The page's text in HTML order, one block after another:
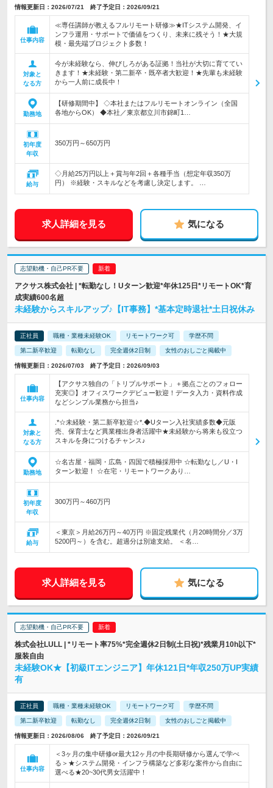
情報更新日：2026/07/21 終了予定日：2026/09/21
仕事内容
≪専任講師が教えるフルリモート研修≫★ITシステム開発、イ
ンフラ運用・サポートで価値をつくり、未来に残そう！★大規
模・最先端プロジェクト多数！
対象と
なる方
今が未経験なら、伸びしろがある証拠！当社が大切に育ててい
きます！★未経験・第二新卒・既卒者大歓迎！★先輩も未経験
から一人前に成長中！
勤務地
【研修期間中】 ◇本社またはフルリモートオンライン（全国
各地からOK） ◆本社／東京都立川市錦町1…
初年度
年収
350万円～650万円
給与
◇月給25万円以上＋賞与年2回＋各種手当（想定年収350万
円） ※経験・スキルなどを考慮し決定します。 …
求人詳細を見る 気になる
志望動機・自己PR不要
アクサス株式会社 | *転勤なし！Uターン歓迎*年休125日*リモートOK*育
成実績600名超
未経験からスキルアップ♪【IT事務】*基本定時退社*土日祝休み
正社員 職種・業種未経験OK リモートワーク可 学歴不問
第二新卒歓迎 転勤なし 完全週休2日制 女性のおしごと掲載中
情報更新日：2026/07/03 終了予定日：2026/09/03
仕事内容
【アクサス独自の「トリプルサポート」＋拠点ごとのフォロー
充実◎】オフィスワークデビュー歓迎！データ入力・資料作成
などシンプル業務から担当♪
対象と
なる方
.*☆未経験・第二新卒歓迎☆*.◆Uターン入社実績多数◆元販
売、保育士など異業種出身者活躍中★未経験から将来も役立つ
スキルを身につけるチャンス♪
勤務地
☆名古屋・福岡・広島・四国で積極採用中 ☆転勤なし／U・I
ターン歓迎！ ☆在宅・リモートワークあり…
初年度
年収
300万円～460万円
給与
＜東京＞月給26万円～40万円 ※固定残業代（月20時間分／3万
5200円～）を含む。超過分は別途支給。 ＜名…
求人詳細を見る 気になる
志望動機・自己PR不要
株式会社LULL | *リモート率75%*完全週休2日制(土日祝)*残業月10h以下*
服装自由
未経験OK★【初級ITエンジニア】年休121日*年収250万UP実績
有
正社員 職種・業種未経験OK リモートワーク可 学歴不問
第二新卒歓迎 転勤なし 完全週休2日制 女性のおしごと掲載中
情報更新日：2026/08/06 終了予定日：2026/09/21
仕事内容
＜3ヶ月の集中研修or最大12ヶ月の中長期研修から選んで学べ
る＞★システム開発・インフラ構築など多彩な案件から自由に
選べる★20~30代男女活躍中！